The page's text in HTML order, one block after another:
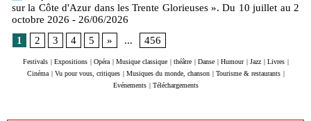
sur la Côte d'Azur dans les Trente Glorieuses ». Du 10 juillet au 2
octobre 2026 - 26/06/2026
1
2 3 4 5 » ... 456
Festivals Expositions Opéra Musique classique théâtre Danse Humour Jazz Livres
Cinéma
Vu pour vous, critiques Musiques du monde, chanson Tourisme & restaurants
Evénements
Téléchargements